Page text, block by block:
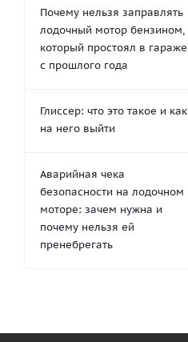
Почему нельзя заправлять
лодочный мотор бензином,
который простоял в гараже
с прошлого года
Глиссер: что это такое и как
на него выйти
Аварийная чека
безопасности на лодочном
моторе: зачем нужна и
почему нельзя ей
пренебрегать